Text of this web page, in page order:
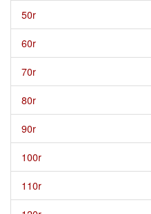
50r
60r
70r
80r
90r
100r
110r